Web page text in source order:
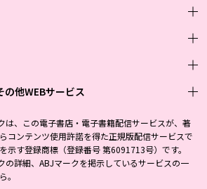
ックス
ツ
ョン
ョン・新書
わる よみタイ yomitai
・ノンフィクション
ライズ
他WEBサービス
HERITAGE
ズストア
ラボ
は、この電子書店・電子書籍配信サービスが、著
コンテンツ使用許諾を得た正規版配信サービスで
示す登録商標（登録番号 第6091713号）です。
の詳細、ABJマークを掲示しているサービスの一
。